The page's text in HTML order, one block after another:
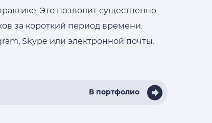
Это позволит существенно
за короткий период времени.
Skype или электронной почты.
В портфолио